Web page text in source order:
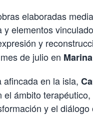
elaboradas
elementos
y
de julio en
en la isla,
ámbito
y el